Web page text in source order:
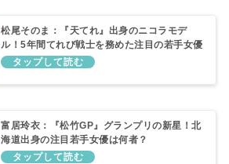
松尾そのま：『天てれ』出身のニコラモデ
ル！5年間てれび戦士を務めた注目の若手女優
は何者？
富居玲衣：『松竹GP』グランプリの新星！北
海道出身の注目若手女優は何者？